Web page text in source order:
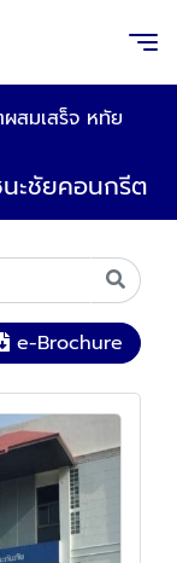
สมเสร็จ หทัย
ะชัยคอนกรีต
e-Brochure